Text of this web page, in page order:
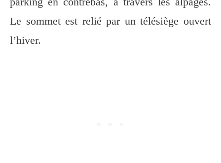
Le sommet est relié par un télésiège ouvert
l’hiver.